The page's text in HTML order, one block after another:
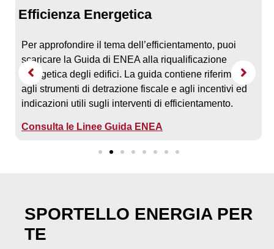
Efficienza Energetica
Per approfondire il tema dell’efficientamento, puoi
scaricare la Guida di ENEA alla riqualificazione
energetica degli edifici. La guida contiene riferimenti
agli strumenti di detrazione fiscale e agli incentivi ed
indicazioni utili sugli interventi di efficientamento.
Consulta le Linee Guida ENEA
SPORTELLO ENERGIA PER
TE